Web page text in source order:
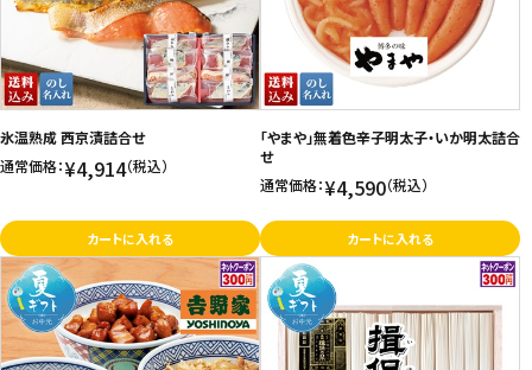
氷温熟成 西京漬詰合せ
通常価格：¥4,914（税込）
カートに入れる
「やまや」無着色辛子明太子・いか明太詰合
せ
通常価格：¥4,590（税込）
カートに入れる